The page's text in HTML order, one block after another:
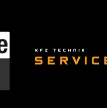
in essen, die
Sie Risiken beim
Car kaufen in Essen
mehr als nur ein